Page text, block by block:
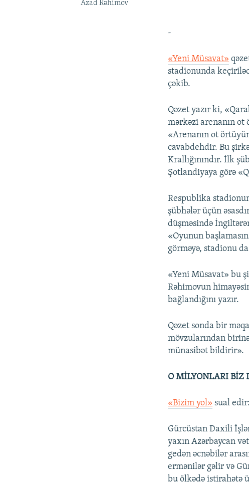
Azad Rəhimov
-
«Yeni Müsavat»
stadionunda
çəkib.
Qəzet yazır ki,
mərkəzi arenanın ot
«Arenanın ot
cavabdehdir. Bu
Krallığınındır. İlk
Şotlandiyaya görə
Respublika
şübhələr üçün
düşməsində
«Oyunun
görməyə, stadionu
«Yeni Müsavat» bu
Rəhimovun
bağlandığını yazır.
Qəzet sonda bir
mövzularından
münasibət bildirir».
O MİLYONLARI
«Bizim yol» sual
Gürcüstan Daxili
yaxın Azərbaycan
gedən əcnəbilər
ermənilər gəlir və
bu ölkədə istirahətə